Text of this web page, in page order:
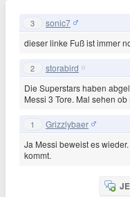
3 sonic7
dieser linke Fuß ist immer
2 storabird
Die Superstars haben
Messi 3 Tore. Mal sehen
1 Grizzlybaer
Ja Messi beweist es
kommt.